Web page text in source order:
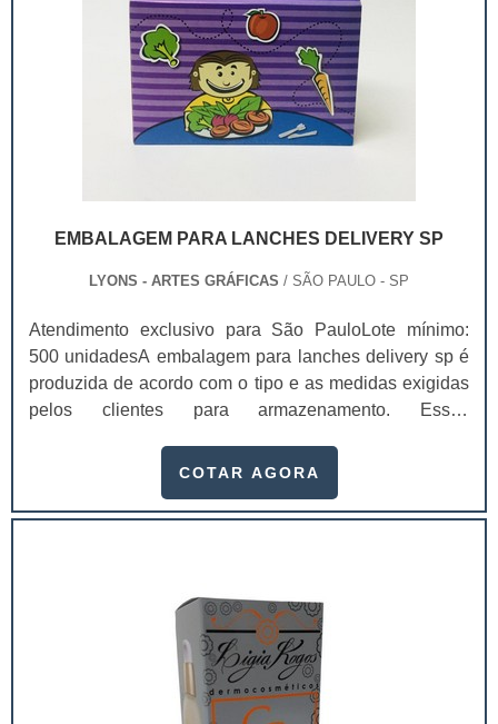
EMBALAGEM PARA LANCHES DELIVERY SP
LYONS - ARTES GRÁFICAS / SÃO PAULO - SP
Atendimento exclusivo para São PauloLote mínimo:
500 unidadesA embalagem para lanches delivery sp é
produzida de acordo com o tipo e as medidas exigidas
pelos clientes para armazenamento. Essas
para os consumidores, não só pela sofisticação, mas
mostrando o telefone e outros canais de
COTAR AGORA